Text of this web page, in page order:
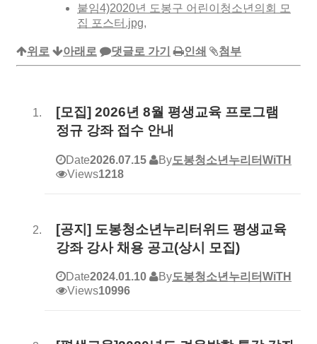
붙임4)2020년 도봉구 어린이청소년의회 모
집 포스터.jpg,
위로 아래로 댓글로 가기 인쇄 첨부
[모집] 2026년 8월 평생교육 프로그램
정규 강좌 접수 안내
Date2026.07.15 By도봉청소년누리터WiTH
Views1218
[공지] 도봉청소년누리터위드 평생교육
강좌 강사 채용 공고(상시 모집)
Date2024.01.10 By도봉청소년누리터WiTH
Views10996